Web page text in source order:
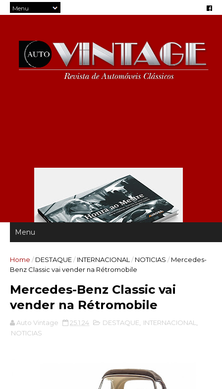
Home / DESTAQUE/ INTERNACIONAL / NOTICIAS / Mercedes-
Benz Classic vai vender na Rétromobile
Mercedes-Benz Classic vai
vender na Rétromobile
Auto Vintage 25.1.24 DESTAQUE INTERNACIONAL
NOTICIAS